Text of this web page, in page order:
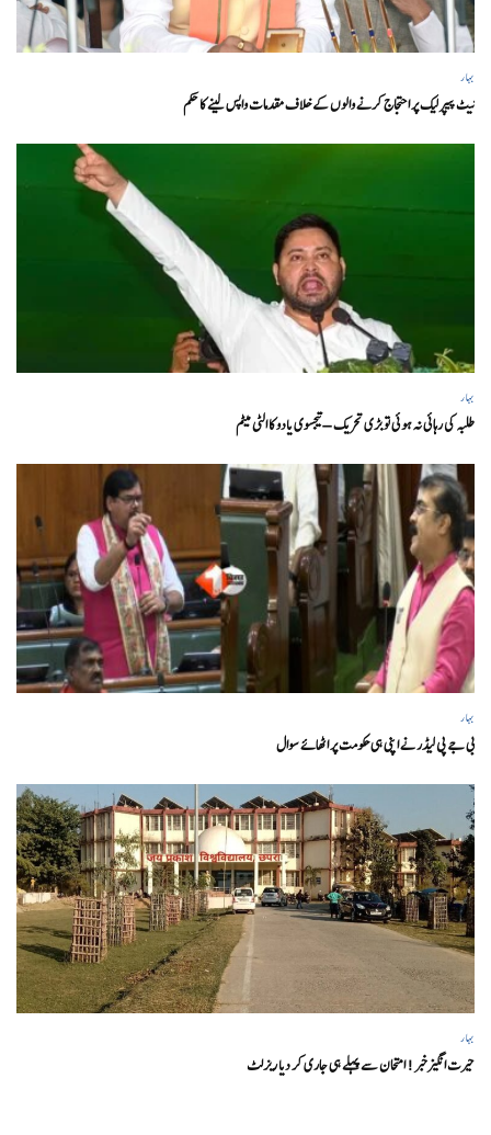
بہار
نیٹ پیپر لیک پر احتجاج کرنے والوں کے خلاف مقدمات واپس لینے کا حکم
بہار
طلبہ کی رہائی نہ ہوئی تو بڑی تحریک – تیجسوی یادو کا الٹی میٹم
بہار
بی جے پی لیڈر نے اپنی ہی حکومت پر اٹھائے سوال
بہار
حیرت انگیزخبر ! امتحان سے پہلے ہی جاری کر دیا ریزلٹ